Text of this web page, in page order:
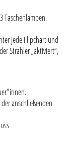
Taschenlampen.
jede Flipchart und
Strahler „aktiviert“,
anschließenden